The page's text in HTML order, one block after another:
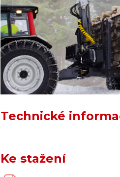
Technické
Ke stažení